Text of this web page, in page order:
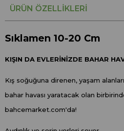
ÜRÜN ÖZELLIKLERI
Sıklamen 10-20 Cm
KIŞIN DA EVLERİNİZDE BAHAR
Kış soğuğuna direnen, yaşam
bahar havası yaratacak olan
bahcemarket.com'da!